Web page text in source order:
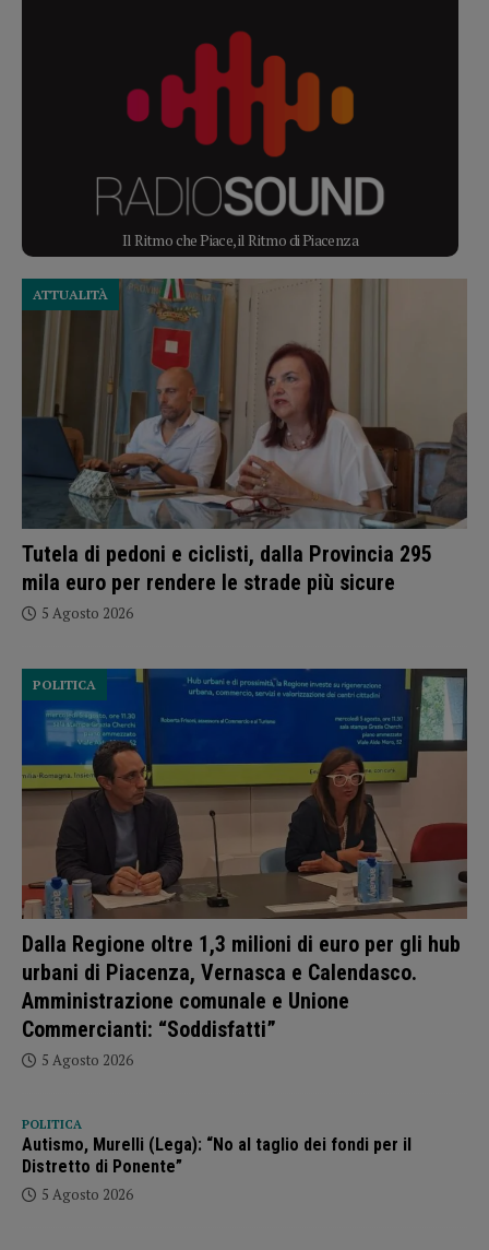
Il Ritmo che Piace, il Ritmo di Piacenza
Tutela di pedoni e ciclisti, dalla Provincia 295
mila euro per rendere le strade più sicure
ATTUALITÀ
5 Agosto 2026
Dalla Regione oltre 1,3 milioni di euro per gli hub
urbani di Piacenza, Vernasca e Calendasco.
Amministrazione comunale e Unione
Commercianti: “Soddisfatti”
POLITICA
5 Agosto 2026
POLITICA
Autismo, Murelli (Lega): “No al taglio dei fondi per il
Distretto di Ponente”
5 Agosto 2026